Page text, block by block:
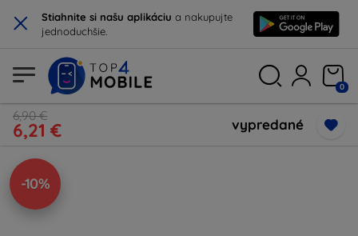
× Stiahnite si našu aplikáciu a nakupujte
jednoduchšie.
0
6,90 €
6,21 € vypredané
-10%